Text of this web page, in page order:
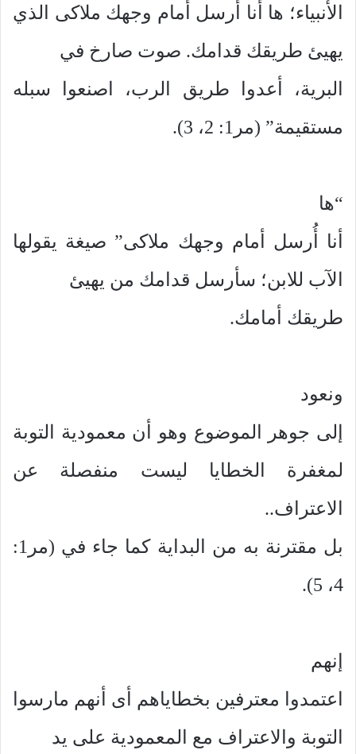
الأنبياء؛ ها أنا أُرسل أمام وجهك ملاكى الذي
يهيئ طريقك قدامك. صوت صارخ في
البرية، أعدوا طريق الرب، اصنعوا سبله
مستقيمة” (مر1: 2، 3).
“ها
أنا أُرسل أمام وجهك ملاكى” صيغة يقولها
الآب للابن؛ سأرسل قدامك من يهيئ
طريقك أمامك.
ونعود
إلى جوهر الموضوع وهو أن معمودية التوبة
لمغفرة الخطايا ليست منفصلة عن
الاعتراف..
بل مقترنة به من البداية كما جاء في (مر1:
4، 5).
إنهم
اعتمدوا معترفين بخطاياهم أى أنهم مارسوا
التوبة والاعتراف مع المعمودية على يد